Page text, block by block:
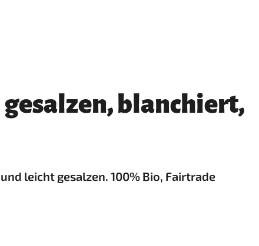
blanchiert,
leicht gesalzen. 100% Bio, Fairtrade